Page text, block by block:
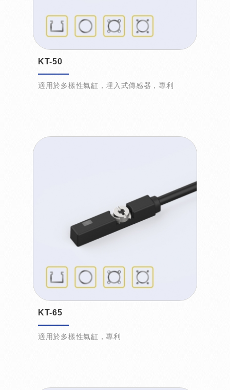
KT-50
適用於多樣性氣缸，埋入式傳感器，專利
KT-65
適用於多樣性氣缸，專利